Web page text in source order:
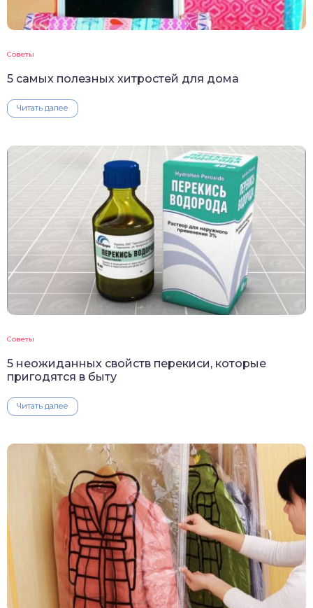
Советы
5 самых полезных хитростей для дома
Читать далее
Советы
5 неожиданных свойств перекиси, которые
пригодятся в быту
Читать далее